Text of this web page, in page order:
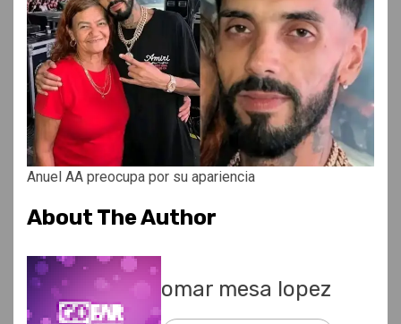
Anuel AA preocupa por su apariencia
About The Author
omar mesa lopez